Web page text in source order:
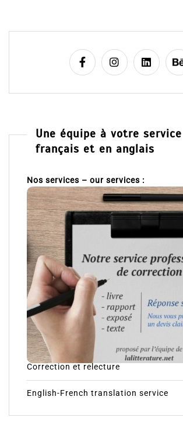
Une équipe à votre
français et en anglais
Nos services – our services :
Correction et relecture
English-French translation service